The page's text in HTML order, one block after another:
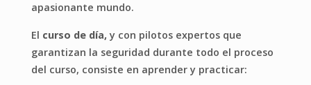
apasionante mundo.
El curso de día, y con pilotos expertos que
garantizan la seguridad durante todo el proceso
del curso, consiste en aprender y practicar: